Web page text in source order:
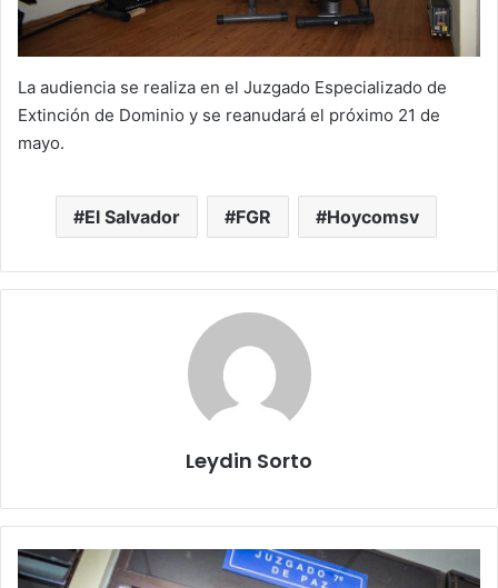
La audiencia se realiza en el Juzgado Especializado de
Extinción de Dominio y se reanudará el próximo 21 de
mayo.
El Salvador FGR Hoycomsv
Leydin Sorto
FGR
presenta